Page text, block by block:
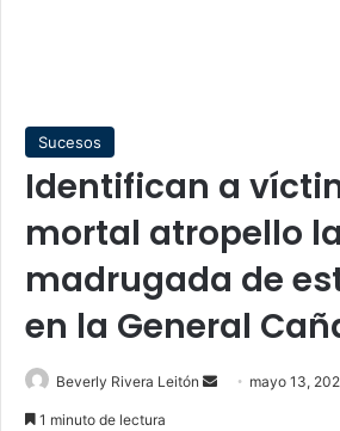
Sucesos
Identifican a
mortal atropello la
madrugada de
en la General
Beverly Rivera Leitón
Send mayo 13,
1 minuto de lectura